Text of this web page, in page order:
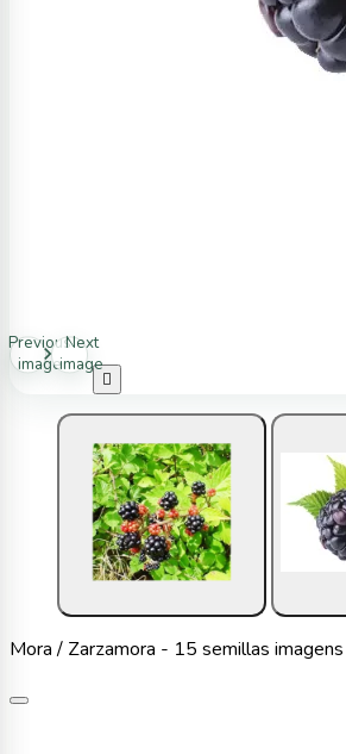
Previous
image
Next
image

Mora / Zarzamora - 15 semillas imagens